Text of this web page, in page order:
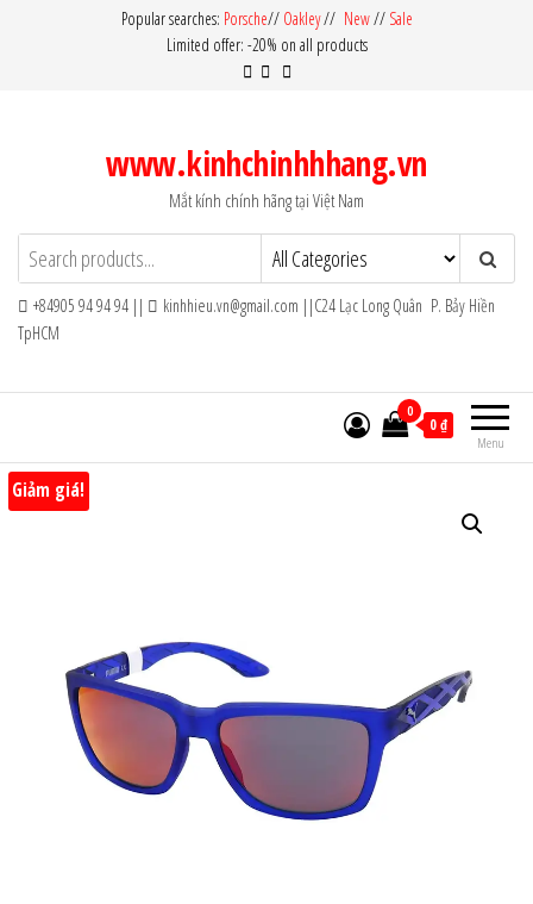
Popular searches: Porsche// Oakley// New// Sale
Limited offer: -20% on all products
www.kinhchinhhhang.vn
Mắt kính chính hãng tại Việt Nam
+84905 94 94 94 ||
kinhhieu.vn@gmail.com ||C24 Lạc Long Quân P. Bảy Hiền
TpHCM
Menu
0
0 ₫
Giảm giá!